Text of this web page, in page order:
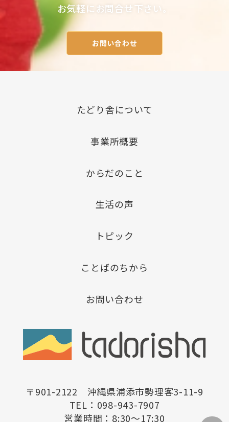
お気軽にお問合せ下さい。
お問い合わせ
たどり舎について
事業所概要
からだのこと
生活の声
トピック
ことばのちから
お問い合わせ
〒901-2122 沖縄県浦添市勢理客3-11-9
TEL：098-943-7907
営業時間：8:30〜17:30